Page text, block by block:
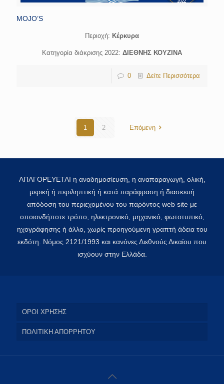
MOJO’S
Περιοχή: Κέρκυρα
Κατηγορία διάκρισης 2022: ΔΙΕΘΝΗΣ ΚΟΥΖΙΝΑ
0 Δείτε Περισσότερα
1 2 Επόμενη
ΑΠΑΓΟΡΕΥΕΤΑΙ η αναδημοσίευση, η αναπαραγωγή, ολική,
μερική ή περιληπτική ή κατά παράφραση ή διασκευή
απόδοση του περιεχομένου του παρόντος web site με
οποιονδήποτε τρόπο, ηλεκτρονικό, μηχανικό, φωτοτυπικό,
ηχογράφησης ή άλλο, χωρίς προηγούμενη γραπτή άδεια του
εκδότη. Νόμος 2121/1993 και κανόνες Διεθνούς Δικαίου που
ισχύουν στην Ελλάδα.
ΟΡΟΙ ΧΡΗΣΗΣ
ΠΟΛΙΤΙΚΗ ΑΠΟΡΡΗΤΟΥ